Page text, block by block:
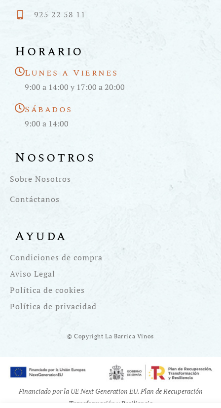
925 22 58 11
Horario
Lunes a Viernes
9:00 a 14:00 y 17:00 a 20:00
Sábados
9:00 a 14:00
Nosotros
Sobre Nosotros
Contáctanos
Ayuda
Condiciones de compra
Aviso Legal
Política de cookies
Política de privacidad
© Copyright La Barrica Vinos
Financiado por la UE Next Generation EU. Plan de Recuperación
Transformación y Resiliencia